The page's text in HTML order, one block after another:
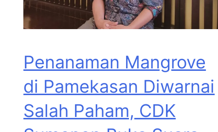
Penanaman Mangrove
di Pamekasan Diwarnai
Salah Paham, CDK